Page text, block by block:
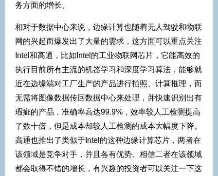
务方面的增长。
相对于数据中心来说，边缘计算也随着无人驾驶和物联
网的兴起而爆发出了大量的需求，这方面可以重点关注
Intel和高通，比如Intel的工业物联网芯片，它能高效的
执行目前所有主流的机器学习和深度学习算法，能够就
近在边缘端对工厂生产的产品进行拍照、计算推理，而
无需将图像数据传回数据中心来处理，并快速识别出有
瑕疵的产品，准确率高达99.9%，效率较人工检测提高
了数十倍，但是成本却较人工检测的成本大幅度下降。
高通也推出了类似于Intel的这种边缘计算芯片，两者在
该领域是竞争对手，并且各有优势。相信二者在该领域
都会取得不错的增长，有兴趣的投资者可以关注一下这